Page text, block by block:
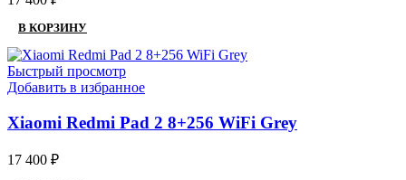
В КОРЗИНУ
Быстрый просмотр
Добавить в избранное
Xiaomi Redmi Pad 2 8+256 WiFi Grey
17 400 ₽